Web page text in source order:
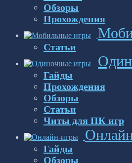
Обзоры
Прохождения
Статьи
Гайды
Прохождения
Обзоры
Статьи
Читы для ПК игр
Гайды
Обзоры